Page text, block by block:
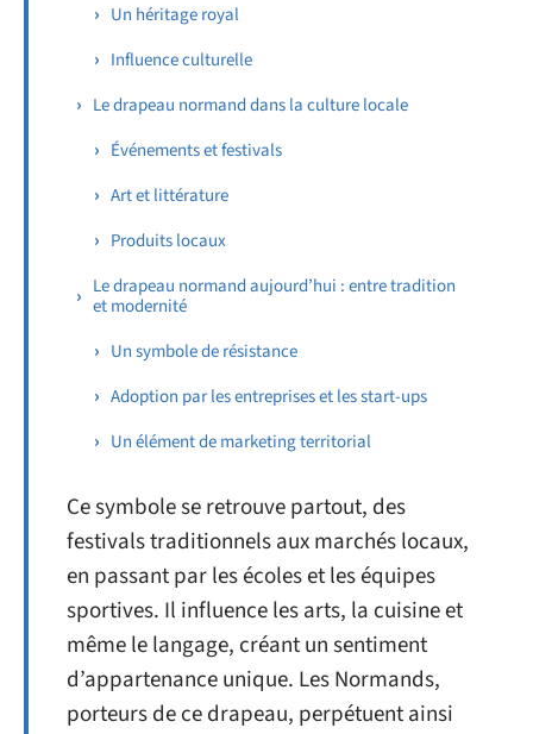
Un héritage royal
Influence culturelle
Le drapeau normand dans la culture locale
Événements et festivals
Art et littérature
Produits locaux
Le drapeau normand aujourd’hui : entre tradition
et modernité
Un symbole de résistance
Adoption par les entreprises et les start-ups
Un élément de marketing territorial
Ce symbole se retrouve partout, des
festivals traditionnels aux marchés locaux,
en passant par les écoles et les équipes
sportives. Il influence les arts, la cuisine et
même le langage, créant un sentiment
d’appartenance unique. Les Normands,
porteurs de ce drapeau, perpétuent ainsi